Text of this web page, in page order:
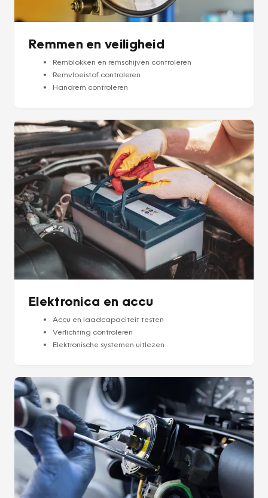
Remmen en veiligheid
Remblokken en remschijven controleren
Remvloeistof controleren
Handrem controleren
Elektronica en accu
Accu en laadcapaciteit testen
Verlichting controleren
Elektronische systemen uitlezen